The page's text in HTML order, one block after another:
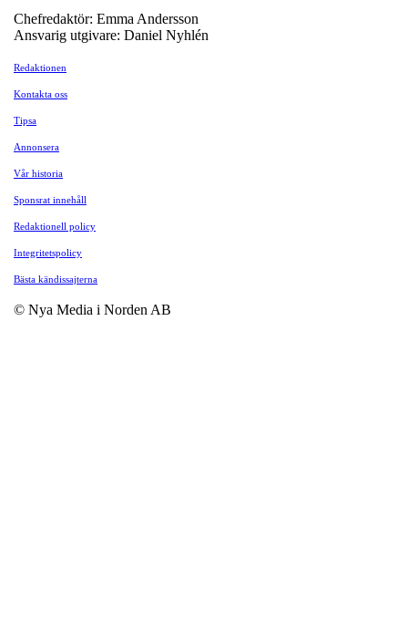
Chefredaktör: Emma Andersson
Ansvarig utgivare: Daniel Nyhlén
Redaktionen
Kontakta oss
Tipsa
Annonsera
Vår historia
Sponsrat innehåll
Redaktionell policy
Integritetspolicy
Bästa kändissajterna
© Nya Media i Norden AB